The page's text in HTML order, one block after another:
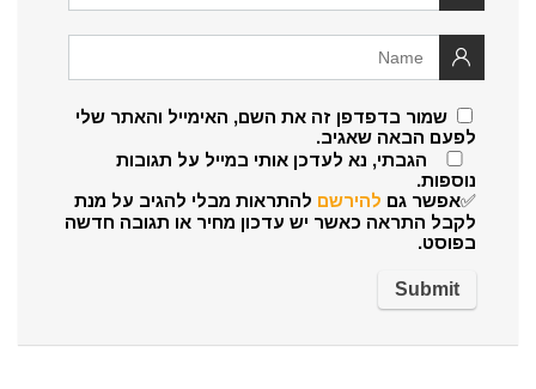
שמור בדפדפן זה את השם, האימייל והאתר שלי
לפעם הבאה שאגיב.
הגבתי, נא לעדכן אותי במייל על תגובות
נוספות.
✅אפשר גם להירשם להתראות מבלי להגיב על מנת
לקבל התראה כאשר יש עדכון מחיר או תגובה חדשה
בפוסט.